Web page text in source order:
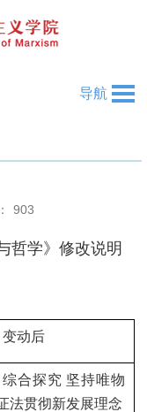
导航
903
哲学》修改说明
变动后
综合探究 坚持唯物
法贯彻新发展理念